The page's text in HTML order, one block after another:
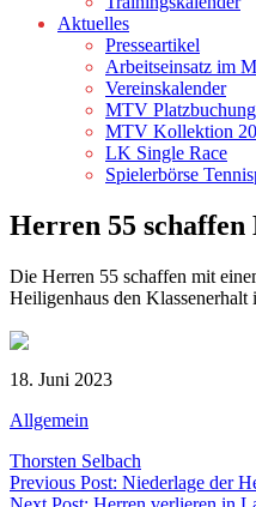
Aktuelles
Presseartikel
Arbeitseinsatz im
Vereinskalender
MTV Platzbuchung
MTV Kollektion
LK Single Race
Spielerbörse
Herren 55 schaffen
Die Herren 55 schaffen mit
Heiligenhaus den Klassenerhalt
18. Juni 2023
Allgemein
Thorsten Selbach
Beitragsnavigation
Previous Post: Niederlage der